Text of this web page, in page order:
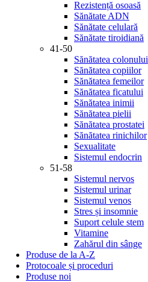
Rezistență osoasă
Sănătate ADN
Sănătate celulară
Sănătate tiroidiană
41-50
Sănătatea colonului
Sănătatea copiilor
Sănătatea femeilor
Sănătatea ficatului
Sănătatea inimii
Sănătatea pielii
Sănătatea prostatei
Sănătatea rinichilor
Sexualitate
Sistemul endocrin
51-58
Sistemul nervos
Sistemul urinar
Sistemul venos
Stres și insomnie
Suport celule stem
Vitamine
Zahărul din sânge
Produse de la A-Z
Protocoale și proceduri
Produse noi